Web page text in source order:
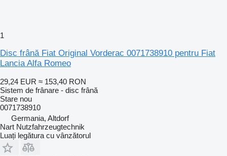
1
Disc frână Fiat Original Vorderac 0071738910 pentru Fiat
Lancia Alfa Romeo
29,24 EUR ≈ 153,40 RON
Sistem de frânare - disc frână
Stare nou
0071738910
Germania, Altdorf
Nart Nutzfahrzeugtechnik
Luați legătura cu vânzătorul